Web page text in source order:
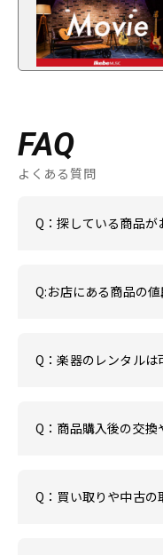
FAQ
よくある質問
Q：探している商品が
Q:お店にある商品の
Q：楽器のレンタルは
Q：商品購入後の交換
Q：買い取りや中古の